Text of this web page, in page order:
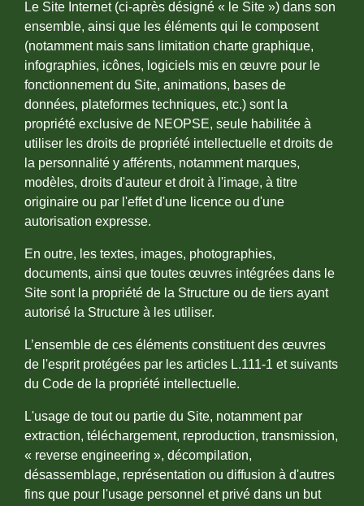
Le Site Internet (ci-après désigné « le Site ») dans son
ensemble, ainsi que les éléments qui le composent
(notamment mais sans limitation charte graphique,
infographies, icônes, logiciels mis en œuvre pour le
fonctionnement du Site, animations, bases de
données, plateformes techniques, etc.) sont la
propriété exclusive de NEOPSE, seule habilitée à
utiliser les droits de propriété intellectuelle et droits de
la personnalité y afférents, notamment marques,
modèles, droits d'auteur et droit à l'image, à titre
originaire ou par l'effet d'une licence ou d'une
autorisation expresse.
En outre, les textes, images, photographies,
documents, ainsi que toutes œuvres intégrées dans le
Site sont la propriété de la Structure ou de tiers ayant
autorisé la Structure à les utiliser.
L’ensemble de ces éléments constituent des œuvres
de l'esprit protégées par les articles L.111-1 et suivants
du Code de la propriété intellectuelle.
L'usage de tout ou partie du Site, notamment par
extraction, téléchargement, reproduction, transmission,
« reverse engineering », décompilation,
désassemblage, représentation ou diffusion à d'autres
fins que pour l'usage personnel et privé dans un but